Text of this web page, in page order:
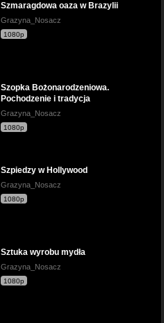
Szmaragdowa oaza w Brazylii
Grazyna_Nosacz
1080p
Szopka Bożonarodzeniowa.
Pochodzenie i tradycja
Grazyna_Nosacz
1080p
Szpiedzy w Hollywood
Grazyna_Nosacz
1080p
Sztuka wyrobu mydła
Grazyna_Nosacz
1080p